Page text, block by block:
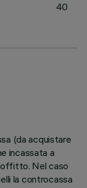
40
(da acquistare
incassata a
Nel caso
la controcassa